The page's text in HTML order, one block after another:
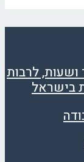
לרבות
בישראל